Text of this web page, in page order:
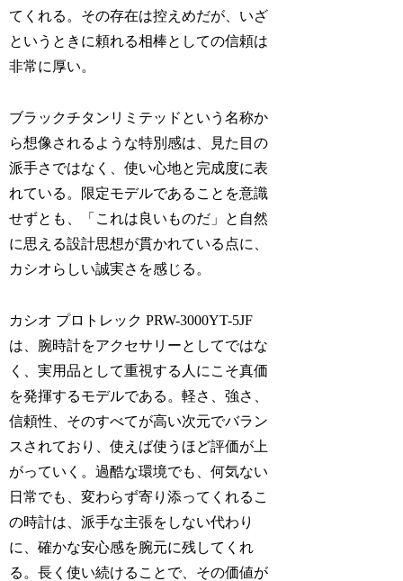
てくれる。その存在は控えめだが、いざ
というときに頼れる相棒としての信頼は
非常に厚い。
ブラックチタンリミテッドという名称か
ら想像されるような特別感は、見た目の
派手さではなく、使い心地と完成度に表
れている。限定モデルであることを意識
せずとも、「これは良いものだ」と自然
に思える設計思想が貫かれている点に、
カシオらしい誠実さを感じる。
カシオ プロトレック PRW-3000YT-5JF
は、腕時計をアクセサリーとしてではな
く、実用品として重視する人にこそ真価
を発揮するモデルである。軽さ、強さ、
信頼性、そのすべてが高い次元でバラン
スされており、使えば使うほど評価が上
がっていく。過酷な環境でも、何気ない
日常でも、変わらず寄り添ってくれるこ
の時計は、派手な主張をしない代わり
に、確かな安心感を腕元に残してくれ
る。長く使い続けることで、その価値が